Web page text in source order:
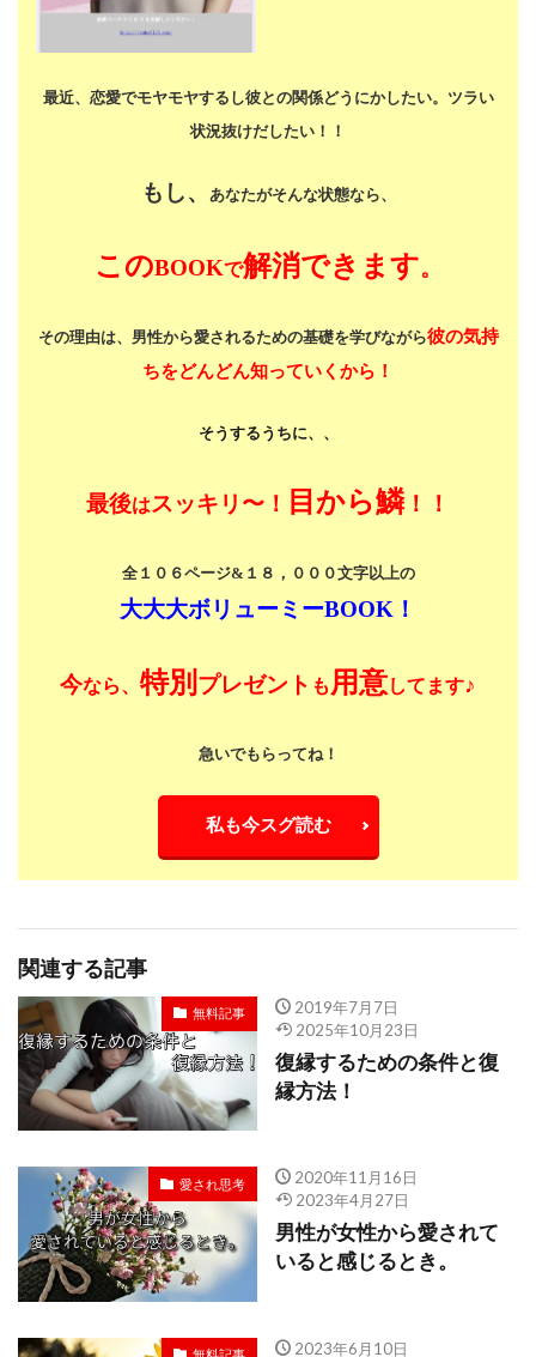
最近、恋愛でモヤモヤするし彼との関係どうにかしたい。 ツラい
状況抜けだしたい！！
もし、 あなたがそんな状態なら、
このBOOKで解消できます。
その理由は、男性から愛されるための基礎を学びながら彼の気持
ちをどんどん知っていくから！
そうするうちに、、
最後はスッキリ〜！ 目から鱗！！
全１０６ページ&１８，０００文字以上の
大大大ボリューミーBOOK！
今なら、 特別 プレゼント も 用意してます♪
急いでもらってね！
私も今スグ読む
関連する記事
無料記事
2019年7月7日
2025年10月23日
復縁するための条件と復
縁方法！
愛され思考
2020年11月16日
2023年4月27日
男性が女性から愛されて
いると感じるとき。
2023年6月10日